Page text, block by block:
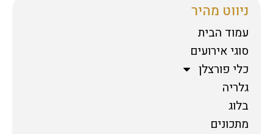
ניווט מהיר
עמוד הבית
סוגי אירועים
כלי פורצלן
גלריה
בלוג
מתכונים